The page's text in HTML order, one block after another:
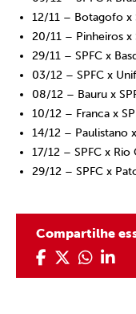
12/11 – Botagofo x
20/11 – Pinheiros x
29/11 – SPFC x
03/12 – SPFC x
08/12 – Bauru x
10/12 – Franca x
14/12 – Paulistano
17/12 – SPFC x Rio
29/12 – SPFC x
Compartilhe